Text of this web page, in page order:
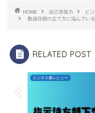
HOME 自己啓発力
ビ
数値目標の立て方に悩んでい
RELATED POST
ビジネス書レビュー